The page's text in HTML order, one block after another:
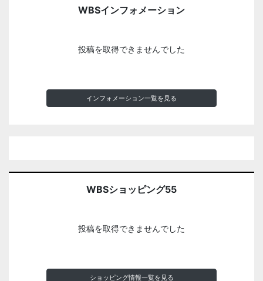
WBSインフォメーション
投稿を取得できませんでした
インフォメーション一覧を見る
WBSショッピング55
投稿を取得できませんでした
ショッピング情報一覧を見る